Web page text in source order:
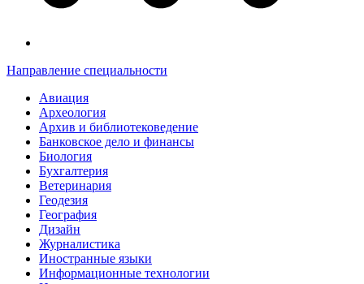
Направление специальности
Авиация
Археология
Архив и библиотековедение
Банковское дело и финансы
Биология
Бухгалтерия
Ветеринария
Геодезия
География
Дизайн
Журналистика
Иностранные языки
Информационные технологии